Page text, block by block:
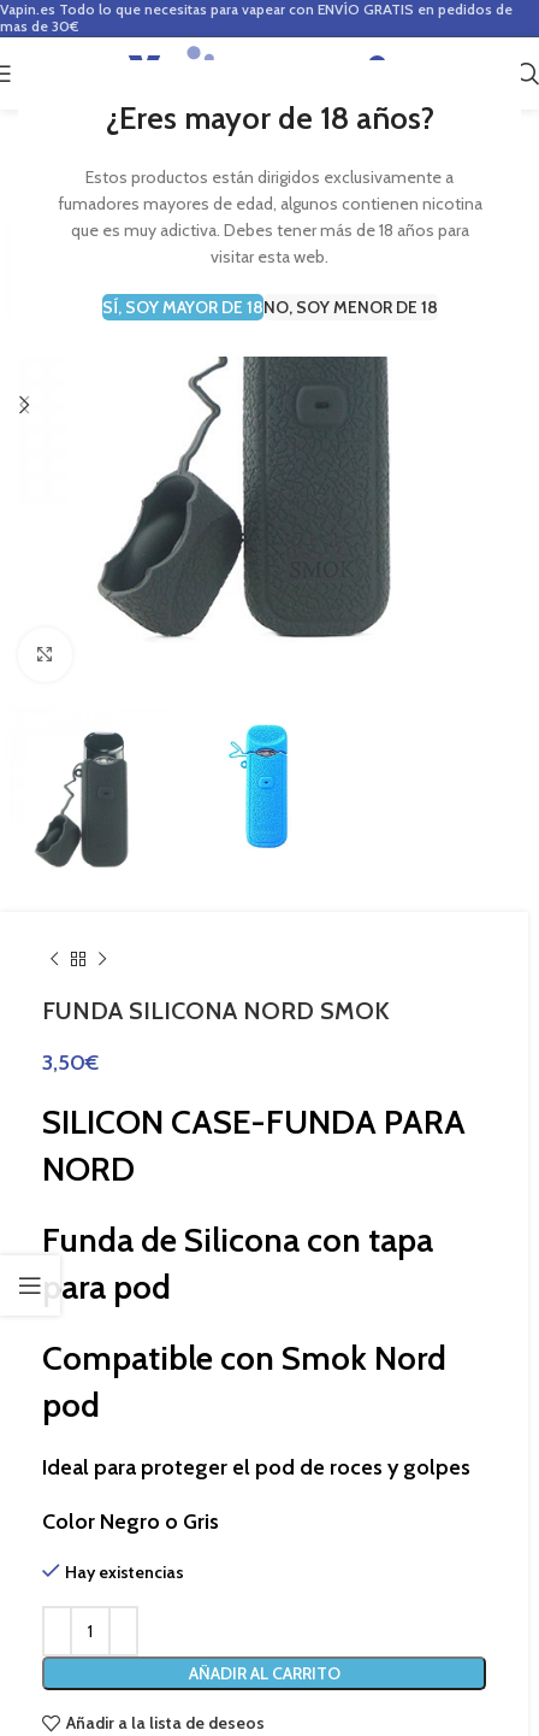
¿Eres mayor de 18 años?
Estos productos están dirigidos exclusivamente a
fumadores mayores de edad, algunos contienen nicotina
que es muy adictiva. Debes tener más de 18 años para
visitar esta web.
SÍ, SOY MAYOR DE 18NO, SOY MENOR DE 18
Vapin.es Todo lo que necesitas para vapear con ENVÍO GRATIS en pedidos de
mas de 30€
0
FUNDA SILICONA NORD SMOK
3,50€
SILICON CASE-FUNDA PARA
NORD
Funda de Silicona con tapa
para pod
Compatible con Smok Nord
pod
Ideal para proteger el pod de roces y golpes
Color Negro o Gris
Hay existencias
AÑADIR AL CARRITO
Añadir a la lista de deseos